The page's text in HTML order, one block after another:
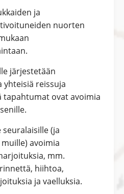
ja
nuorten
järjestetään
yhteisiä reissuja
tapahtumat ovat avoimia
(ja
avoimia
mm.
hiihtoa,
ja vaelluksia.